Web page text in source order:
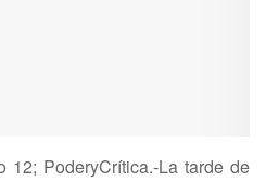
12; PoderyCrítica.-La tarde de